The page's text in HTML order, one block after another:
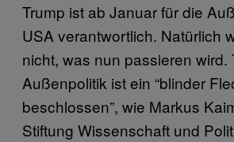
Trump ist ab Januar für die
USA verantwortlich. Natürlich
nicht, was nun passieren wird.
Außenpolitik ist ein “blinder
beschlossen”, wie Markus
Stiftung Wissenschaft und